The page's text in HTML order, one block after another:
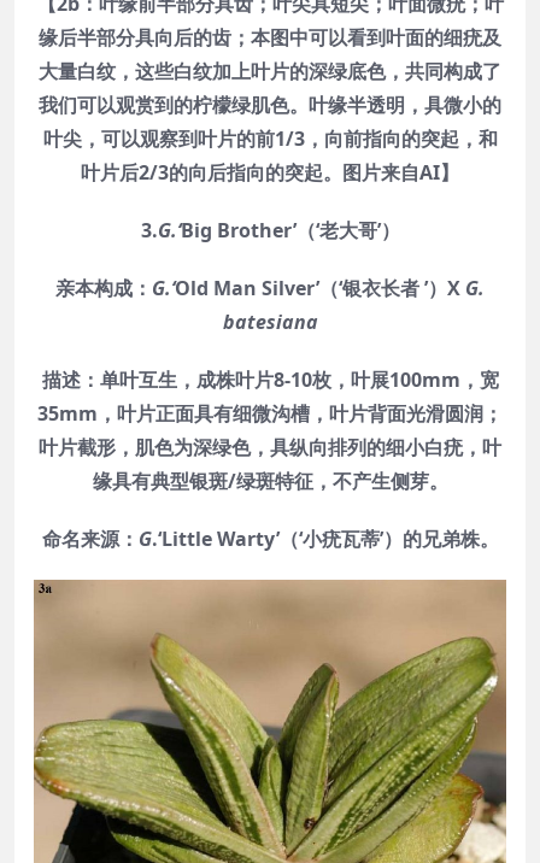
缘后半部分具向后的齿；本图中可以看到叶面的细疣及
大量白纹，这些白纹加上叶片的深绿底色，共同构成了
我们可以观赏到的柠檬绿肌色。叶缘半透明，具微小的
叶尖，可以观察到叶片的前1/3，向前指向的突起，和
叶片后2/3的向后指向的突起。图片来自AI】
3.G.‘Big Brother’（‘老大哥’）
亲本构成： G.‘Old Man Silver’（‘银衣长者 ’）X G.
batesiana
描述：单叶互生，成株叶片8-10枚，叶展100mm，宽
35mm，叶片正面具有细微沟槽，叶片背面光滑圆润；
叶片截形，肌色为深绿色，具纵向排列的细小白疣，叶
缘具有典型银斑/绿斑特征，不产生侧芽。
命名来源： G.‘Little Warty’（‘小疣瓦蒂’）的兄弟株。